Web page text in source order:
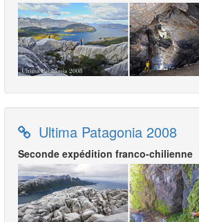
Ultima Patagonia 2008
Seconde expédition franco-chilienne